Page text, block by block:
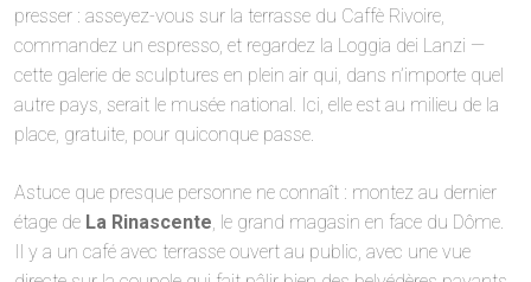
presser : asseyez-vous sur la terrasse du Caffè Rivoire,
commandez un espresso, et regardez la Loggia dei Lanzi —
cette galerie de sculptures en plein air qui, dans n’importe quel
autre pays, serait le musée national. Ici, elle est au milieu de la
place, gratuite, pour quiconque passe.
Astuce que presque personne ne connaît : montez au dernier
étage de La Rinascente, le grand magasin en face du Dôme.
Il y a un café avec terrasse ouvert au public, avec une vue